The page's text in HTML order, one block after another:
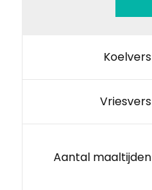
Koelvers
Vriesvers
Aantal maaltijden